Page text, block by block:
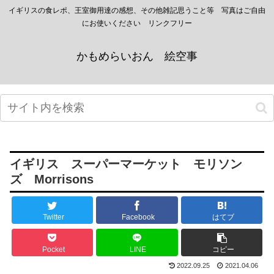
イギリスの食レポ、王室御用達の感想、その他雑記思うこと等 写真はご自由
にお使いください リンクフリー
かもめらいおん 絵空事
イギリス スーパーマーケット モリソン
ズ Morrisons
Twitter Facebook はてブ
Pocket LINE コピー
2022.09.25 2021.04.06